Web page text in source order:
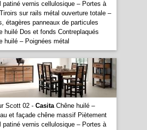
patiné vernis cellulosique – Portes à
sur rails métal ouverture totale –
étagères panneaux de particules
huilé Dos et fonds Contreplaqués
huilé – Poignées métal
Scott 02 - CasitaChêne huilé –
et façade chêne massif Piètement
patiné vernis cellulosique – Portes à